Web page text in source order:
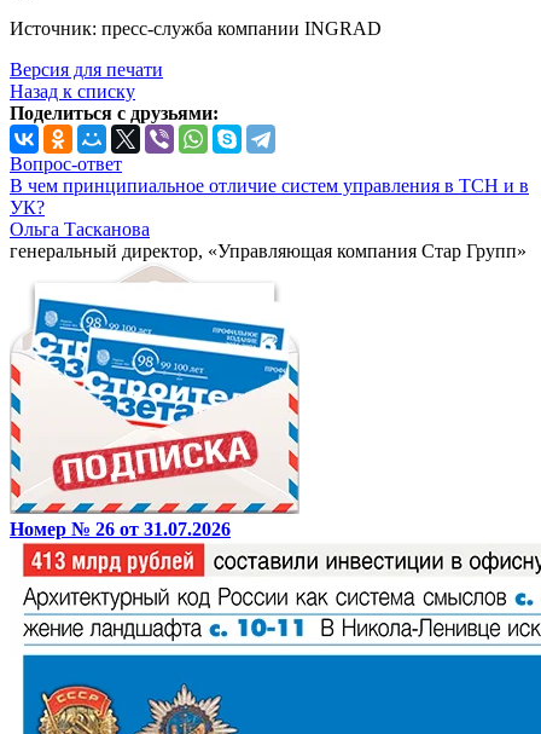
Источник: пресс-служба компании INGRAD
Версия для печати
Назад к списку
Поделиться с друзьями:
Вопрос-ответ
В чем принципиальное отличие систем управления в ТСН и в
УК?
Ольга Тасканова
генеральный директор, «Управляющая компания Стар Групп»
Номер № 26 от 31.07.2026